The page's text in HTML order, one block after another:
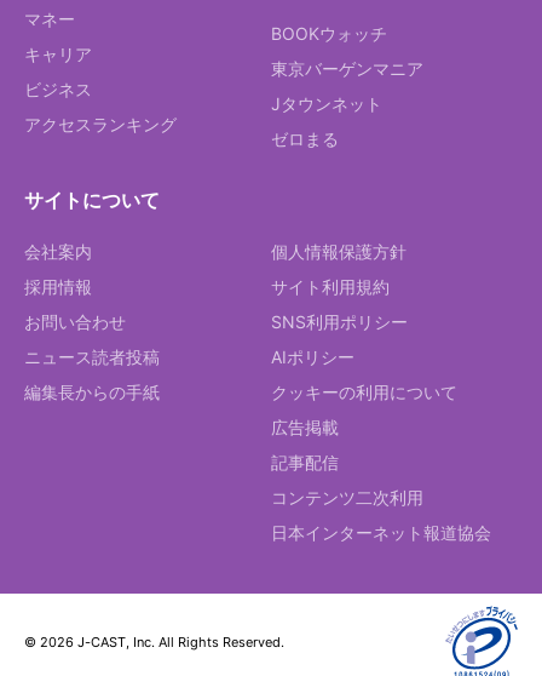
マネー
キャリア
ビジネス
アクセスランキング
BOOKウォッチ
東京バーゲンマニア
Jタウンネット
ゼロまる
サイトについて
会社案内
採用情報
お問い合わせ
ニュース読者投稿
編集長からの手紙
個人情報保護方針
サイト利用規約
SNS利用ポリシー
AIポリシー
クッキーの利用について
広告掲載
記事配信
コンテンツ二次利用
日本インターネット報道協会
© 2026 J-CAST, Inc. All Rights Reserved.